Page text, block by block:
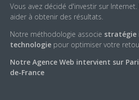
Vous avez décidé d'investir sur
aider à obtenir des résultats.
Notre méthodologie associe stratégie
technologie pour optimiser votre
Notre Agence Web intervient sur
de-France